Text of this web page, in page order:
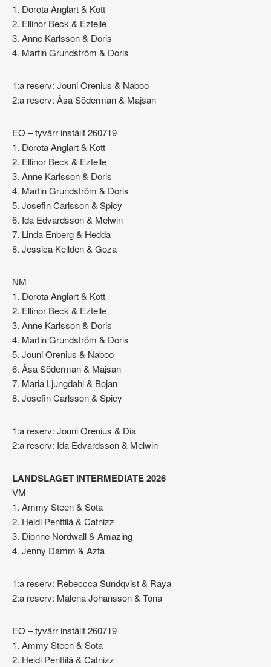
1. Dorota Anglart & Kott
2. Ellinor Beck & Eztelle
3. Anne Karlsson & Doris
4. Martin Grundström & Doris
1:a reserv: Jouni Orenius & Naboo
2:a reserv: Åsa Söderman & Majsan
EO – tyvärr inställt 260719
1. Dorota Anglart & Kott
2. Ellinor Beck & Eztelle
3. Anne Karlsson & Doris
4. Martin Grundström & Doris
5. Josefin Carlsson & Spicy
6. Ida Edvardsson & Melwin
7. Linda Enberg & Hedda
8. Jessica Kellden & Goza
NM
1. Dorota Anglart & Kott
2. Ellinor Beck & Eztelle
3. Anne Karlsson & Doris
4. Martin Grundström & Doris
5. Jouni Orenius & Naboo
6. Åsa Söderman & Majsan
7. Maria Ljungdahl & Bojan
8. Josefin Carlsson & Spicy
1:a reserv: Jouni Orenius & Dia
2:a reserv: Ida Edvardsson & Melwin
LANDSLAGET INTERMEDIATE 2026
VM
1. Ammy Steen & Sota
2. Heidi Penttilä & Catnizz
3. Dionne Nordwall & Amazing
4. Jenny Damm & Azta
1:a reserv: Rebeccca Sundqvist & Raya
2:a reserv: Malena Johansson & Tona
EO – tyvärr inställt 260719
1. Ammy Steen & Sota
2. Heidi Penttilä & Catnizz